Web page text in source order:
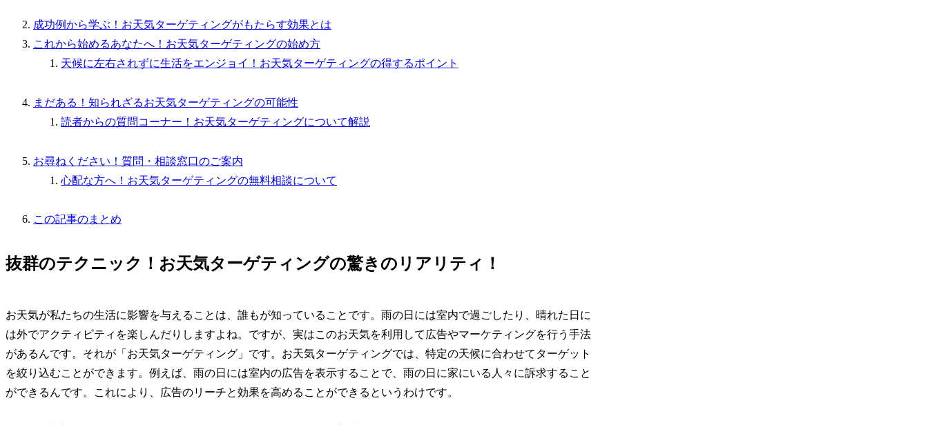
成功例から学ぶ！お天気ターゲティングがもたらす効果とは
これから始めるあなたへ！お天気ターゲティングの始め方
天候に左右されずに生活をエンジョイ！お天気ターゲティングの得するポイント
まだある！知られざるお天気ターゲティングの可能性
読者からの質問コーナー！お天気ターゲティングについて解説
お尋ねください！質問・相談窓口のご案内
心配な方へ！お天気ターゲティングの無料相談について
この記事のまとめ
抜群のテクニック！お天気ターゲティングの驚きのリアリティ！
お天気が私たちの生活に影響を与えることは、誰もが知っていることです。雨の日には室内で過ごしたり、晴れた日に
は外でアクティビティを楽しんだりしますよね。ですが、実はこのお天気を利用して広告やマーケティングを行う手法
があるんです。それが「お天気ターゲティング」です。お天気ターゲティングでは、特定の天候に合わせてターゲット
を絞り込むことができます。例えば、雨の日には室内の広告を表示することで、雨の日に家にいる人々に訴求すること
ができるんです。これにより、広告のリーチと効果を高めることができるというわけです。